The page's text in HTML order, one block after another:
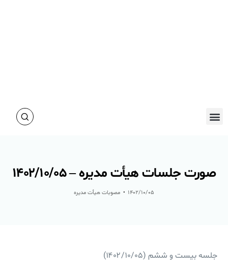
صورت جلسات هیأت مدیره – ۱۴۰۲/۱۰/۰۵
۱۴۰۲/۱۰/۰۵ مصوبات هیأت مدیره
جلسه بیست و ششم (۱۴۰۲/۱۰/۰۵)